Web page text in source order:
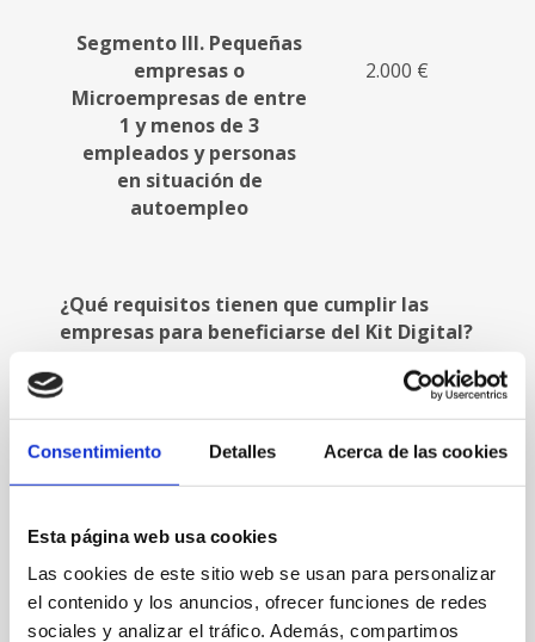
Consentimiento Detalles Acerca de las cookies
Esta página web usa cookies
Las cookies de este sitio web se usan para personalizar
el contenido y los anuncios, ofrecer funciones de redes
sociales y analizar el tráfico. Además, compartimos
Segmento III. Pequeñas
empresas o
Microempresas de entre
1 y menos de 3
empleados y personas
en situación de
autoempleo
2.000 €
¿Qué requisitos tienen que cumplir las
empresas para beneficiarse del Kit Digital?
Para ser beneficiarias del bono Kit Digital las
empresas tienen que cumplir los siguientes
Tener la consideración de pequeña empresa
Estar inscrita en el Censo de empresarios,
profesionales y retenedores de la Agencia
Estatal de Administración Tributariao en el
censo equivalente de la Administración Tributaria